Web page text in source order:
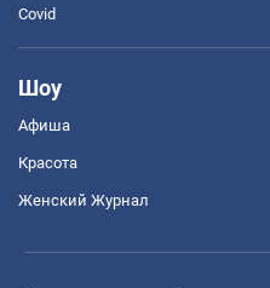
Covid
Шоу
Афиша
Красота
Женский Журнал